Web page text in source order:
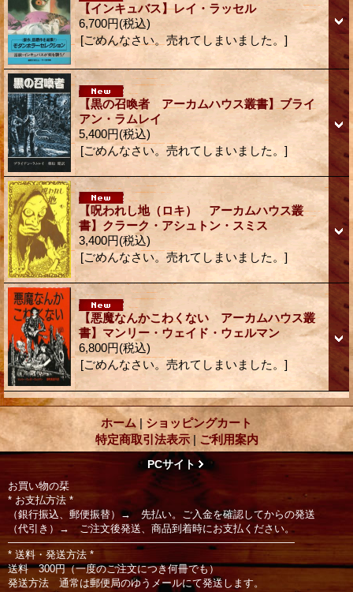
【インキュバス】レイ・ラッセル
6,700円(税込)
[ごめんなさい。売れてしまいました。]
【黒の召喚者 アーカムハウス叢書】ブライ
アン・ラムレイ
5,400円(税込)
[ごめんなさい。売れてしまいました。]
【呪われし地（ロキ） アーカムハウス叢
書】クラーク・アシュトン・スミス
3,400円(税込)
[ごめんなさい。売れてしまいました。]
【悪魔なんかこわくない アーカムハウス叢
書】マンリー・ウェイド・ウェルマン
6,800円(税込)
[ごめんなさい。売れてしまいました。]
ホーム | ショッピングカート
特定商取引法表示 | ご利用案内
PCサイト
お買い物の栞
* お支払方法 *
（銀行振込、郵便振替）→ 先払い。ご入金を確認してからの発送
（代引き）→ ご注文後発送、商品到着時にお支払ください。
――――――――――――――――――――――――――――
* 送料・発送方法 *
送料 300円（一度のご注文につき何冊でも）
発送方法 通常は郵便局のゆうメールにて発送します。